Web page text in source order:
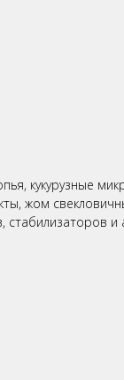
кукурузные
жом
стабилизаторов и